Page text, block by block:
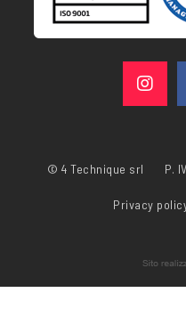
© 4 Technique srl P.
Privacy